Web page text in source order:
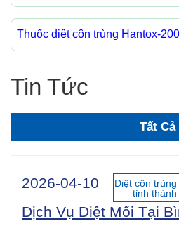
Thuốc diệt côn trùng Hantox-
Tin Tức
Tất Cả
2026-04-10
Diệt côn trùng
tỉnh thành